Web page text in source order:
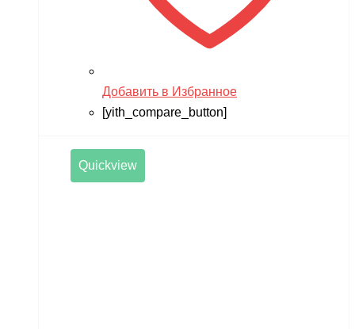
Добавить в Избранное
[yith_compare_button]
Quickview